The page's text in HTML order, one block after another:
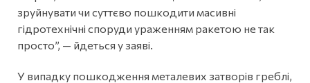
зруйнувати чи суттєво пошкодити масивні
гідротехнічні споруди ураженням ракетою не так
просто”, — йдеться у заяві.
У випадку пошкодження металевих затворів греблі,